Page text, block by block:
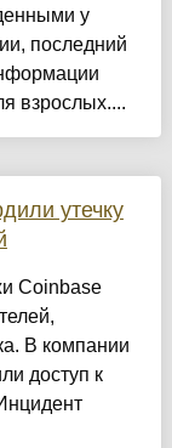
у
последний
взрослых....
утечку
Coinbase
В компании
доступ к